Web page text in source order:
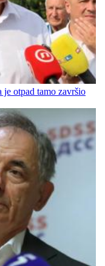
otpad tamo završio